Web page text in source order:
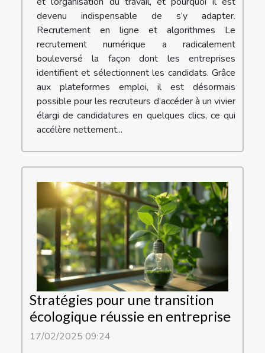
devenu indispensable de s’y adapter.
Recrutement en ligne et algorithmes Le
recrutement numérique a radicalement
bouleversé la façon dont les entreprises
identifient et sélectionnent les candidats. Grâce
aux plateformes emploi, il est désormais
possible pour les recruteurs d’accéder à un vivier
élargi de candidatures en quelques clics, ce qui
accélère nettement...
Stratégies pour une transition
écologique réussie en entreprise
17/02/2025 09:24